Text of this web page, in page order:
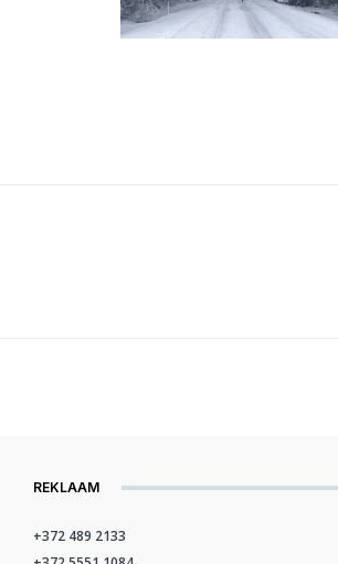
REKLAAM
+372 489 2133